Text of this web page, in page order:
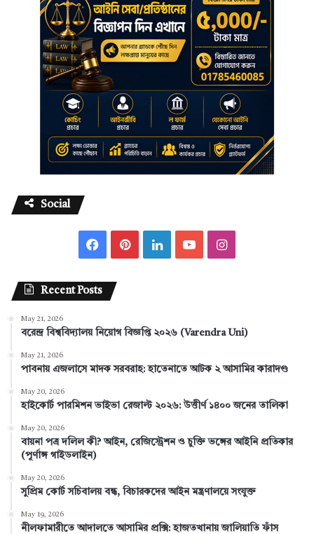
Social
c
e
o
k
P
t
e
s
L
k
n
T
e
I
t
a
Recent Posts
May 21, 2026
বরেন্দ্র বিশ্ববিদ্যালয় নিয়োগ বিজ্ঞপ্তি ২০২৬ (Varendra Uni)
May 21, 2026
পাবনায় এজলাসে মাদক সরবরাহ: হাতেনাতে আটক ২ আসামির কারাদণ্ড
May 20, 2026
হাইকোর্ট পারমিশন ভাইভা রেজাল্ট ২০২৬: উত্তীর্ণ ১৪০০ জনের তালিকা
May 20, 2026
বায়না পত্র দলিল কী? আইন, রেজিস্ট্রেশন ও চুক্তি ভঙ্গের আইনি প্রতিকার
(পূর্ণাঙ্গ গাইডলাইন)
May 20, 2026
সুপ্রিম কোর্ট সচিবালয় বন্ধ, বিচারকদের আইন মন্ত্রণালয়ে সংযুক্ত
May 19, 2026
নীলফামারীতে আদালতে আসামির প্রক্সি: হাজতখানায় জালিয়াতি ফাঁস